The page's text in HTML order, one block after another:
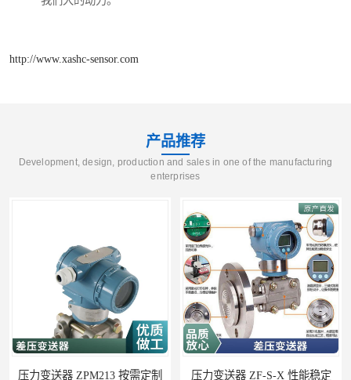
http://www.xashc-sensor.com
产品推荐
Development, design, production and sales in one of the manufacturing
enterprises
送器 ZPM213 按需定制 压力变送器 ZF-S-X 性能稳定